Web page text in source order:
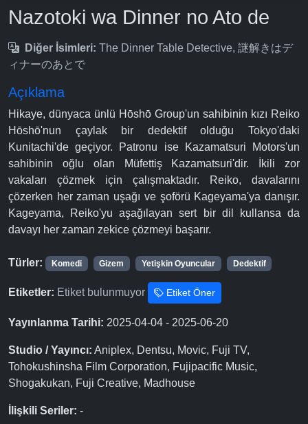
Nazotoki wa Dinner no Ato de
Diğer İsimleri: The Dinner Table Detective, 謎解きはデ
ィナーのあとで
Açıklama
Hikaye, dünyaca ünlü Hōshō Group'un sahibinin kızı Reiko
Hōshō'nun çaylak bir dedektif olduğu Tokyo'daki
Kunitachi'de geçiyor. Patronu ise Kazamatsuri Motors'un
sahibinin oğlu olan Müfettiş Kazamatsuri'dir. İkili zor
vakaları çözmek için çalışmaktadır. Reiko, davalarını
çözerken her zaman uşağı ve şoförü Kageyama'ya danışır.
Kageyama, Reiko'yu aşağılayan sert bir dil kullansa da
davayı her zaman zekice çözmeyi başarır.
Türler: Komedi Gizem Yetişkin Oyuncular Dedektif
Etiketler: Etiket bulunmuyor Etiket Öner
Yayınlanma Tarihi: 2025-04-04 - 2025-06-20
Studio / Yayıncı: Aniplex, Dentsu, Movic, Fuji TV,
Tohokushinsha Film Corporation, Fujipacific Music,
Shogakukan, Fuji Creative, Madhouse
İlişkili Seriler: -